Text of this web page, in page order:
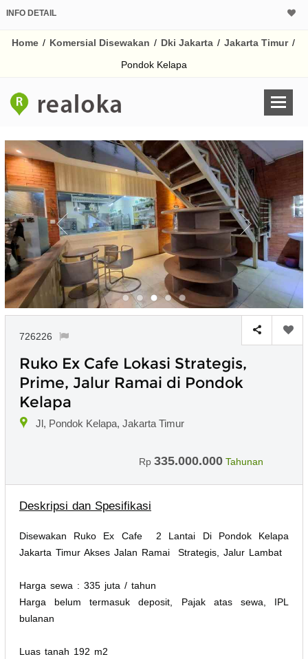
INFO DETAIL
Home / Komersial Disewakan / Dki Jakarta / Jakarta Timur /
Pondok Kelapa
726226
Ruko Ex Cafe Lokasi Strategis,
Prime, Jalur Ramai di Pondok
Kelapa
Jl, Pondok Kelapa, Jakarta Timur
Rp 335.000.000 Tahunan
Deskripsi dan Spesifikasi
Disewakan Ruko Ex Cafe 2 Lantai Di Pondok Kelapa
Jakarta Timur Akses Jalan Ramai Strategis, Jalur Lambat
Harga sewa : 335 juta / tahun
Harga belum termasuk deposit, Pajak atas sewa, IPL
bulanan
Luas tanah 192 m2